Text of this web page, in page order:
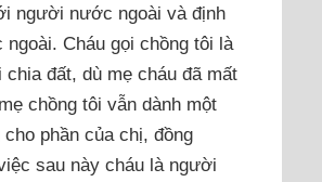
người nước ngoài và định
Cháu gọi chồng tôi là
chia đất, dù mẹ cháu đã mất
chồng tôi vẫn dành một
cho phần của chị, đồng
sau này cháu là người